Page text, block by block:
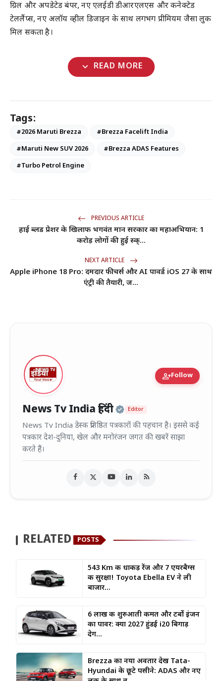
ग्रिल और अपडेटेड बंपर, नए एलईडी डीआरएलएस और कनेक्टेड
टेललैंप्स, नए अलॉय व्हील डिजाइन के साथ लगभग प्रीमियम जैसा लुक
मिल सकता है।
expand_more READ MORE
Tags:
#2026 Maruti Brezza
#Brezza Facelift India
#Maruti New SUV 2026
#Brezza ADAS Features
#Turbo Petrol Engine
PREVIOUS ARTICLE
हाई ब्लड प्रेशर के खिलाफ भगवंत मान सरकार का महाअभियान: 1
करोड़ लोगों की हुई स्क्...
NEXT ARTICLE
Apple iPhone 18 Pro: दमदार फीचर्स और AI पावर्ड iOS 27 के साथ
एंट्री की तैयारी, ज...
person_addFollow
News Tv India हिंदी Official | Verified
Editor
News Tv India डेस्क प्रतिष्ठित पत्रकारों की पहचान है। इससे कई
पत्रकार देश-दुनिया, खेल और मनोरंजन जगत की खबरें साझा
करते हैं।
RELATED POSTS
543 Km की धाकड़ रेंज और 7 एयरबैग्स
की सुरक्षा! Toyota Ebella EV ने ली
बाजार...
6 लाख की शुरुआती कीमत और टर्बो इंजन
का पावर: क्या 2027 हुंडई i20 बिगाड़
देग...
Brezza का नया अवतार देख Tata-
Hyundai के छूटे पसीने: ADAS और नए